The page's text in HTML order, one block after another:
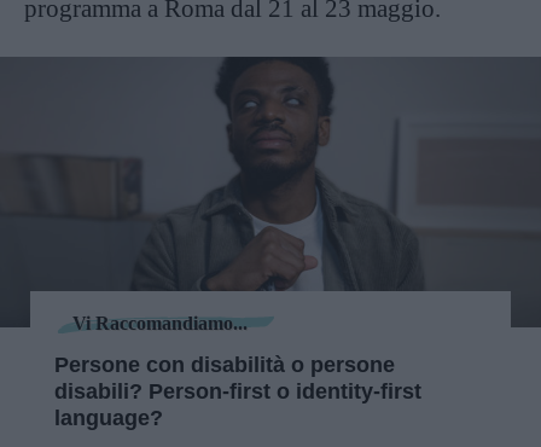
programma a Roma dal 21 al 23 maggio.
Vi Raccomandiamo...
Persone con disabilità o persone
disabili? Person-first o identity-first
language?